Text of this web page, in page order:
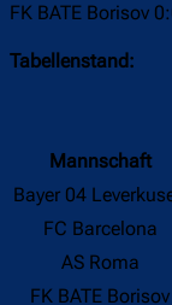
FK BATE Borisov
Tabellenstand:
Mannschaft
Bayer 04
FC Barcelona
AS Roma
FK BATE Borisov